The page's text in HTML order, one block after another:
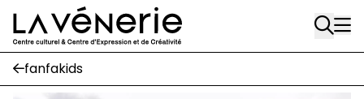
Aller au contenu principal
Rue Gratès, 3
1170 Watermael-Boitsfort
02 663 85 50
fanfakids